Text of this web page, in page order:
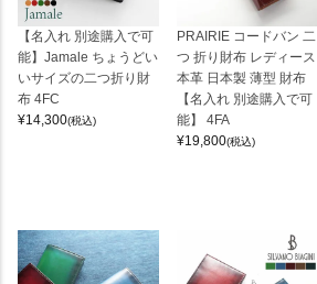
【名入れ 別途購入で可
能】Jamale ちょうどい
いサイズの二つ折り財
布 4FC
¥14,300(税込)
PRAIRIE コードバン 二
つ 折り財布 レディース
本革 日本製 薄型 財布
【名入れ 別途購入で可
能】 4FA
¥19,800(税込)